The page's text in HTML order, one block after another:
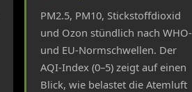
PM2.5, PM10, Stickstoffdioxid
und Ozon stündlich nach WHO-
und EU-Normschwellen. Der
AQI-Index (0–5) zeigt auf einen
Blick, wie belastet die Atemluft